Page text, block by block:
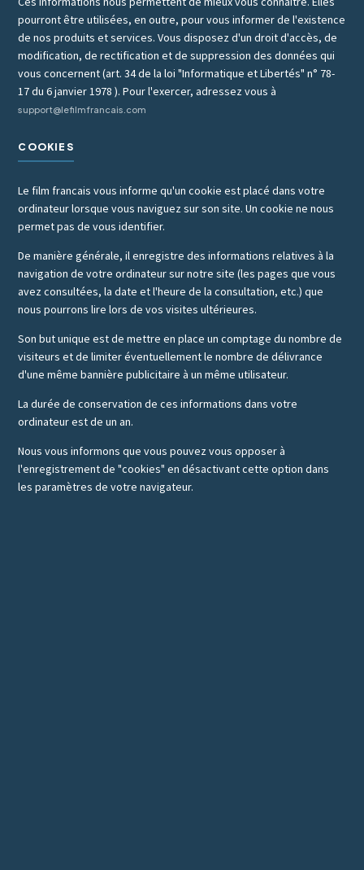
pourront être utilisées, en outre, pour vous informer de l'existence
de nos produits et services. Vous disposez d'un droit d'accès, de
modification, de rectification et de suppression des données qui
vous concernent (art. 34 de la loi "Informatique et Libertés" n° 78-
17 du 6 janvier 1978 ). Pour l'exercer, adressez vous à
support@lefilmfrancais.com
COOKIES
Le film francais vous informe qu'un cookie est placé dans votre
ordinateur lorsque vous naviguez sur son site. Un cookie ne nous
permet pas de vous identifier.
De manière générale, il enregistre des informations relatives à la
navigation de votre ordinateur sur notre site (les pages que vous
avez consultées, la date et l'heure de la consultation, etc.) que
nous pourrons lire lors de vos visites ultérieures.
Son but unique est de mettre en place un comptage du nombre de
visiteurs et de limiter éventuellement le nombre de délivrance
d'une même bannière publicitaire à un même utilisateur.
La durée de conservation de ces informations dans votre
ordinateur est de un an.
Nous vous informons que vous pouvez vous opposer à
l'enregistrement de "cookies" en désactivant cette option dans
les paramètres de votre navigateur.